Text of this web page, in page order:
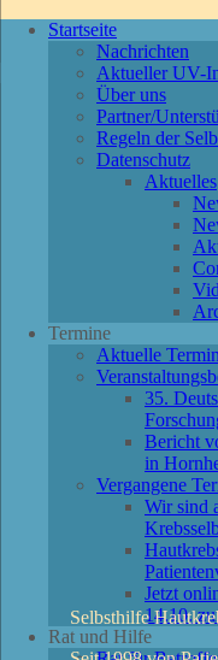
Startseite
Nachrichten
Aktueller UV-
Über uns
Partner/
Regeln der
Datenschutz
Aktuelles
Termine
Aktuelle
35.
Bericht
in
Vergangene
Wir sind
Jetzt
14.10.
Rat und Hilfe
Selbsthilfe